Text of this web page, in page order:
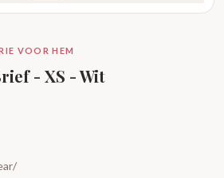
VOOR HEM
- XS - Wit